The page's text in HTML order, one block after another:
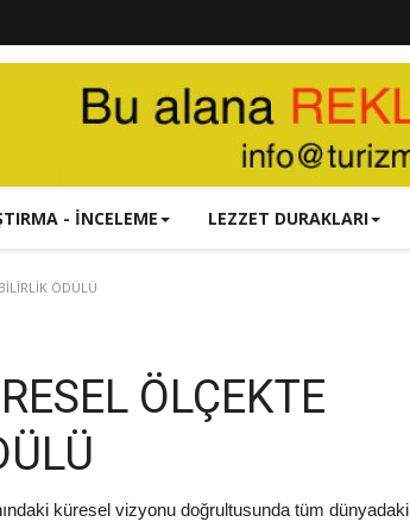
- İNCELEME LEZZET DURAKLARI
ÖDÜLÜ
ÖLÇEKTE
küresel vizyonu doğrultusunda tüm dünyadaki